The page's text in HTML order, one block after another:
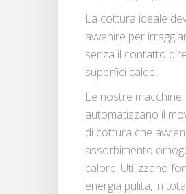
La cottura ideale
avvenire per
senza il contatto
superfici calde.
Le nostre macchine
automatizzano il
di cottura che
assorbimento
calore. Utilizzano
energia pulita, in